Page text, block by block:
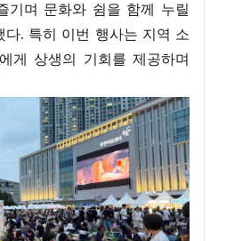
기며 문화와 쉼을 함께 누릴
다. 특히 이번 행사는 지역 소
게 상생의 기회를 제공하며